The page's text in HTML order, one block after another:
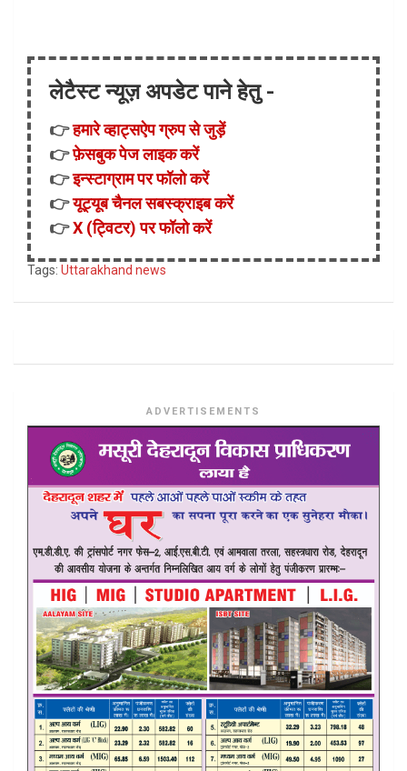
लेटैस्ट न्यूज़ अपडेट पाने हेतु -
👉हमारे व्हाट्सऐप ग्रुप से जुड़ें
👉फ़ेसबुक पेज लाइक करें
👉इन्स्टाग्राम पर फॉलो करें
👉यूट्यूब चैनल सबस्क्राइब करें
👉X (ट्विटर) पर फॉलो करें
Tags: Uttarakhand news
ADVERTISEMENTS